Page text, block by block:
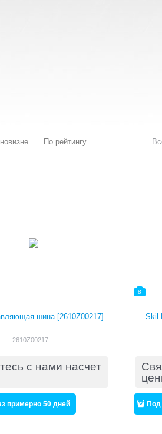
По рейтингу
шина [2610Z00217]
2610Z00217
с нами насчет
примерно 50 дней
8
Skil
Под